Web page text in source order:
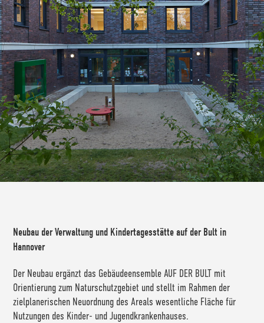
Neubau der Verwaltung und Kindertagesstätte auf der Bult in
Hannover
Der Neubau ergänzt das Gebäudeensemble AUF DER BULT mit
Orientierung zum Naturschutzgebiet und stellt im Rahmen der
zielplanerischen Neuordnung des Areals wesentliche Fläche für
Nutzungen des Kinder- und Jugendkrankenhauses.